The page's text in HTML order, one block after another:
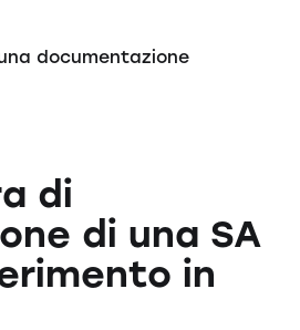
documentazione
di
di una SA
in